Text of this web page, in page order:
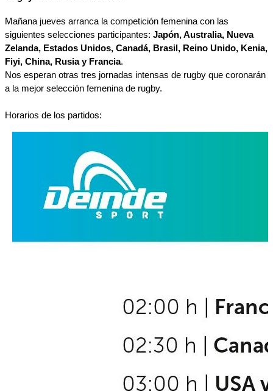
Mañana jueves arranca la competición femenina con las
siguientes selecciones participantes: Japón, Australia, Nueva
Zelanda, Estados Unidos, Canadá, Brasil, Reino Unido, Kenia,
Fiyi, China, Rusia y Francia.
Nos esperan otras tres jornadas intensas de rugby que coronarán
a la mejor selección femenina de rugby.
Horarios de los partidos: